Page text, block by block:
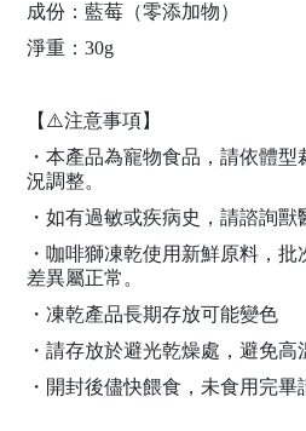
成份：藍莓（零添加物）
淨重：30g
【⚠️注意事項】
・本產品為寵物食品，請依體
況調整。
・如有過敏或疾病史，請諮詢獸
・咖啡獅凍乾使用新鮮原料，
差異屬正常。
・凍乾產品長期存放可能變色
・請存放於避光乾燥處，避免高
・開封後儘快餵食，未食用完畢